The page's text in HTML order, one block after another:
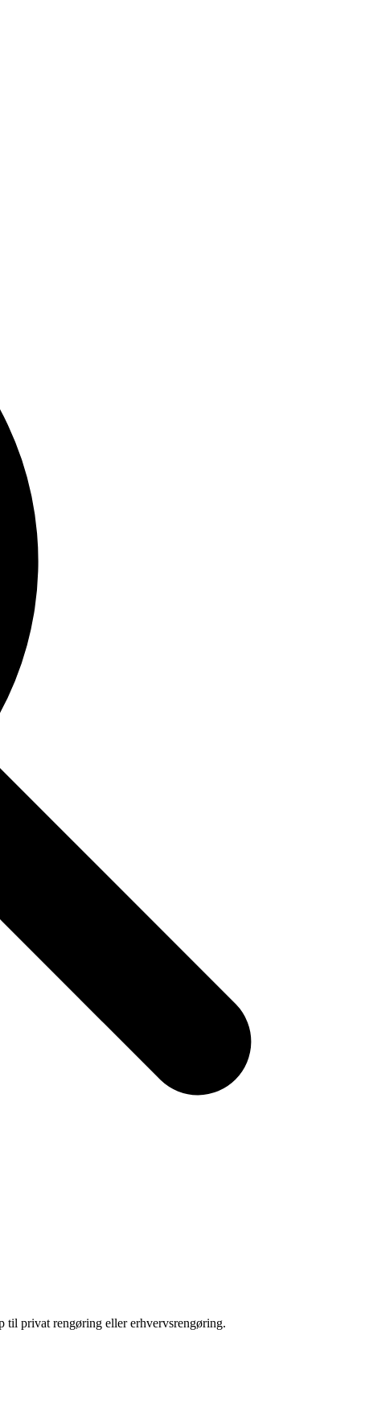
privat rengøring eller erhvervsrengøring.